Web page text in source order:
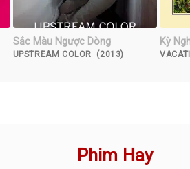
Sắc Màu Ngược Dòng
UPSTREAM COLOR (2013)
Kỳ
Phim Hay